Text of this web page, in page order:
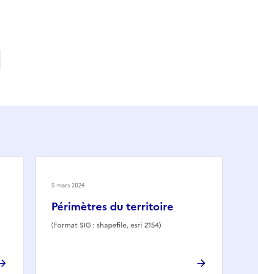
Périmètres du territoire
(Format SIG : shapefile, esri 2154)
5 mars 2024